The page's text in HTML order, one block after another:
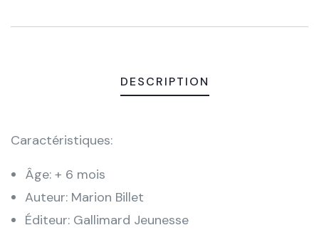
DESCRIPTION
Caractéristiques:
Âge: + 6 mois
Auteur: Marion Billet
Éditeur: Gallimard Jeunesse